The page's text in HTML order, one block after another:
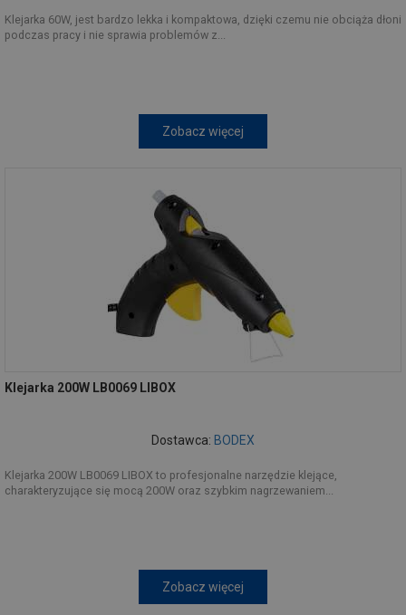
Klejarka 60W, jest bardzo lekka i kompaktowa, dzięki czemu nie obciąża dłoni
podczas pracy i nie sprawia problemów z...
Zobacz więcej
Klejarka 200W LB0069 LIBOX
Dostawca: BODEX
Klejarka 200W LB0069 LIBOX to profesjonalne narzędzie klejące,
charakteryzujące się mocą 200W oraz szybkim nagrzewaniem...
Zobacz więcej